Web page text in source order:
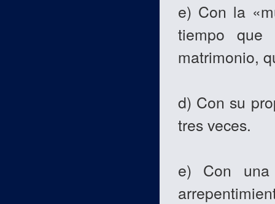
e) Con la
tiempo
matrimonio,
d) Con su
tres veces.
e) Con